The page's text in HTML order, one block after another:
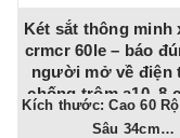
Két sắt thông minh
crmcr 60le – báo
người mở về điện
chống trộm a10, 8
cảnh báo điện
Kích thước: Cao 60 Rộng 39.5
Sâu 34cm